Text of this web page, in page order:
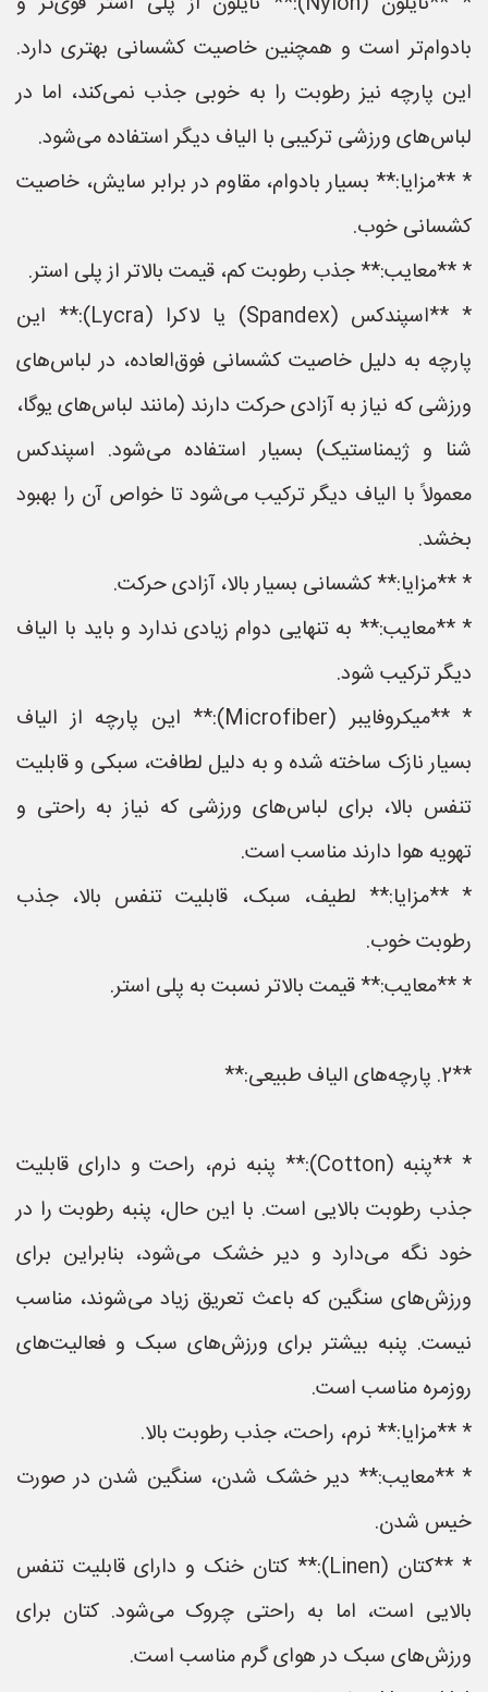
بادوام‌تر است و همچنین خاصیت کشسانی بهتری دارد.
این پارچه نیز رطوبت را به خوبی جذب نمی‌کند، اما در
لباس‌های ورزشی ترکیبی با الیاف دیگر استفاده می‌شود.
* **مزایا:** بسیار بادوام، مقاوم در برابر سایش، خاصیت
کشسانی خوب.
* **معایب:** جذب رطوبت کم، قیمت بالاتر از پلی استر.
* **اسپندکس (Spandex) یا لاکرا (Lycra):** این
پارچه به دلیل خاصیت کشسانی فوق‌العاده، در لباس‌های
ورزشی که نیاز به آزادی حرکت دارند (مانند لباس‌های یوگا،
شنا و ژیمناستیک) بسیار استفاده می‌شود. اسپندکس
معمولاً با الیاف دیگر ترکیب می‌شود تا خواص آن را بهبود
بخشد.
* **مزایا:** کشسانی بسیار بالا، آزادی حرکت.
* **معایب:** به تنهایی دوام زیادی ندارد و باید با الیاف
دیگر ترکیب شود.
* **میکروفایبر (Microfiber):** این پارچه از الیاف
بسیار نازک ساخته شده و به دلیل لطافت، سبکی و قابلیت
تنفس بالا، برای لباس‌های ورزشی که نیاز به راحتی و
تهویه هوا دارند مناسب است.
* **مزایا:** لطیف، سبک، قابلیت تنفس بالا، جذب
رطوبت خوب.
* **معایب:** قیمت بالاتر نسبت به پلی استر.
**2. پارچه‌های الیاف طبیعی:**
* **پنبه (Cotton):** پنبه نرم، راحت و دارای قابلیت
جذب رطوبت بالایی است. با این حال، پنبه رطوبت را در
خود نگه می‌دارد و دیر خشک می‌شود، بنابراین برای
ورزش‌های سنگین که باعث تعریق زیاد می‌شوند، مناسب
نیست. پنبه بیشتر برای ورزش‌های سبک و فعالیت‌های
روزمره مناسب است.
* **مزایا:** نرم، راحت، جذب رطوبت بالا.
* **معایب:** دیر خشک شدن، سنگین شدن در صورت
خیس شدن.
* **کتان (Linen):** کتان خنک و دارای قابلیت تنفس
بالایی است، اما به راحتی چروک می‌شود. کتان برای
ورزش‌های سبک در هوای گرم مناسب است.